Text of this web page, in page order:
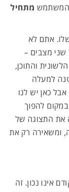
המשתמש מתחיל
אתם לא
שני מצבים –
והתוכן,
למעלה
כאן יש לנו
להפוך
את התצוגה של
ומשאירה רק את
אינו נכון. זה